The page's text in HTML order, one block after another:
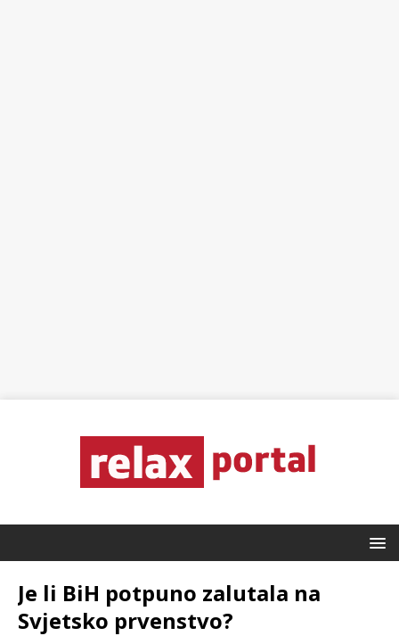
Je li BiH potpuno zalutala na
Svjetsko prvenstvo?